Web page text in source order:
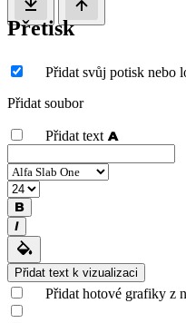
Přetisk
Přidat svůj potisk nebo
Přidat soubor
Přidat text
Přidat text k vizualizaci
Přidat hotové grafiky z